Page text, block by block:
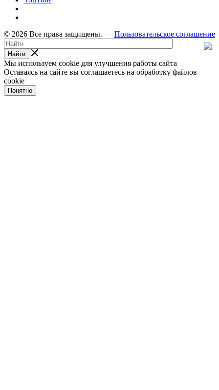
Пользовательское соглашение
© 2026 Все права защищены.
Найти
Мы используем cookie для улучшения работы сайта
Оставаясь на сайте вы соглашаетесь на обработку файлов
cookie
Понятно